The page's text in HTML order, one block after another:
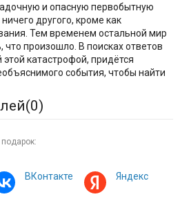
и опасную первобытную
другого, кроме как
Тем временем остальной мир
что произошло. В поисках ответов
катастрофой, придётся
события, чтобы найти
0)
ВКонтакте Яндекс